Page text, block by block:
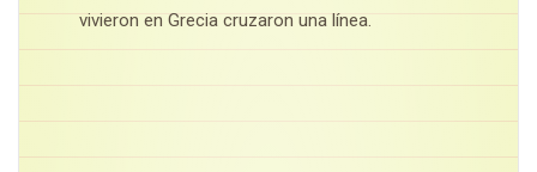
vivieron en Grecia cruzaron una línea.